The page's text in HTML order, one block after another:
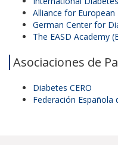
Alliance for European
German Center for
The EASD Academy
Asociaciones de
Diabetes CERO
Federación Española